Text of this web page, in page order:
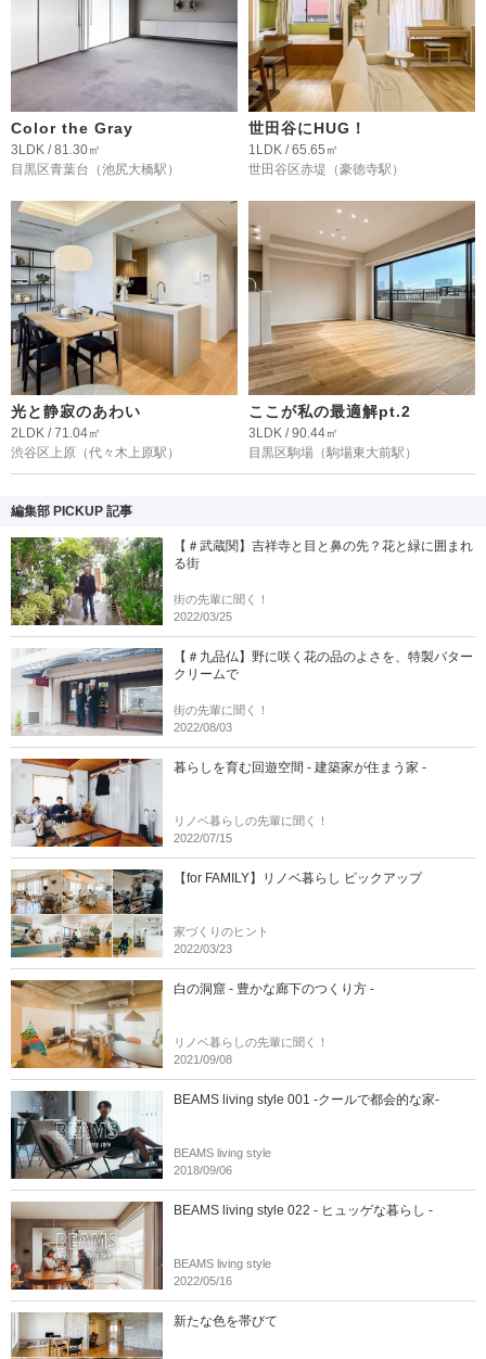
Color the Gray
3LDK / 81.30㎡
目黒区青葉台 （池尻大橋駅）
世田谷にHUG！
1LDK / 65.65㎡
世田谷区赤堤 （豪徳寺駅）
光と静寂のあわい
2LDK / 71.04㎡
渋谷区上原 （代々木上原駅）
ここが私の最適解pt.2
3LDK / 90.44㎡
目黒区駒場 （駒場東大前駅）
編集部 PICKUP 記事
【＃武蔵関】吉祥寺と目と鼻の先？花と緑に囲まれ
る街
街の先輩に聞く！
2022/03/25
【＃九品仏】野に咲く花の品のよさを、特製バター
クリームで
街の先輩に聞く！
2022/08/03
暮らしを育む回遊空間 - 建築家が住まう家 -
リノベ暮らしの先輩に聞く！
2022/07/15
【for FAMILY】リノベ暮らし ピックアップ
家づくりのヒント
2022/03/23
白の洞窟 - 豊かな廊下のつくり方 -
リノベ暮らしの先輩に聞く！
2021/09/08
BEAMS living style 001 -クールで都会的な家-
BEAMS living style
2018/09/06
BEAMS living style 022 - ヒュッゲな暮らし -
BEAMS living style
2022/05/16
新たな色を帯びて